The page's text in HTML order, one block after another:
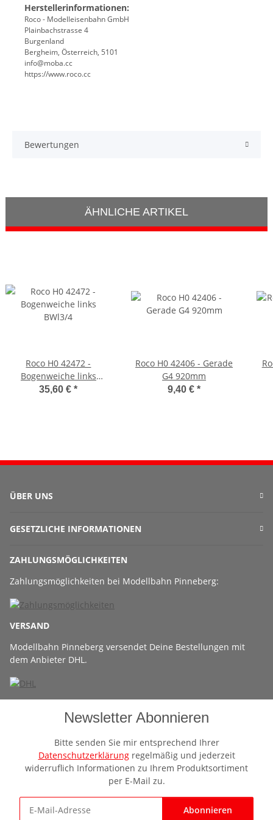
Herstellerinformationen:
Roco - Modelleisenbahn GmbH
Plainbachstrasse 4
Burgenland
Bergheim, Österreich, 5101
info@moba.cc
https://www.roco.cc
Bewertungen
ÄHNLICHE ARTIKEL
Roco H0 42472 -
Bogenweiche links
BWl3/4
35,60 €*
Roco H0 42406 - Gerade
G4 920mm
9,40 €*
ÜBER UNS
GESETZLICHE INFORMATIONEN
ZAHLUNGSMÖGLICHKEITEN
Zahlungsmöglichkeiten bei Modellbahn Pinneberg:
VERSAND
Modellbahn Pinneberg versendet Deine Bestellungen mit
dem Anbieter DHL.
Newsletter Abonnieren
Bitte senden Sie mir entsprechend Ihrer
Datenschutzerklärungregelmäßig und jederzeit
widerruflich Informationen zu Ihrem Produktsortiment
per E-Mail zu.
Abonnieren